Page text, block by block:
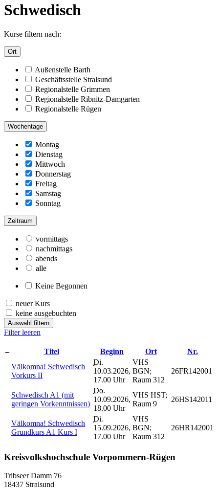
Schwedisch
Kurse filtern nach:
Ort
Außenstelle Barth
Geschäftsstelle Stralsund
Regionalstelle Grimmen
Regionalstelle Ribnitz-Damgarten
Regionalstelle Rügen
Wochentage
Montag
Dienstag
Mittwoch
Donnerstag
Freitag
Samstag
Sonntag
Zeitraum
vormittags
nachmittags
abends
alle
Keine Begonnen
neuer Kurs
keine ausgebuchten
Auswahl filtern
Filter leeren
– Titel Beginn Ort
Nr.
Välkomna! Schwedisch
Vorkurs II
Di.
10.03.2026,
17.00 Uhr
VHS
BGN;
Raum 312
26FR142001
Schwedisch A1 (mit
geringen Vorkenntnissen)
Do.
10.09.2026,
18.00 Uhr
VHS HST;
Raum 9
26HS142011
Välkomna! Schwedisch
Grundkurs A1 Kurs I
Di.
15.09.2026,
17.00 Uhr
VHS
BGN;
Raum 312
26HR142001
Kreisvolkshochschule Vorpommern-Rügen
Tribseer Damm 76
18437 Stralsund